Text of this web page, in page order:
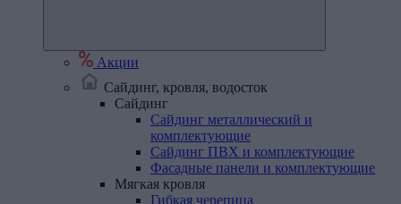
Акции
Сайдинг, кровля, водосток
Сайдинг
Сайдинг металлический и
комплектующие
Сайдинг ПВХ и комплектующие
Фасадные панели и комплектующие
Мягкая кровля
Гибкая черепица